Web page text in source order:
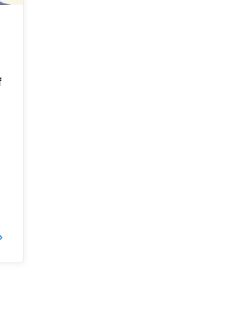
keyboard_arrow_right